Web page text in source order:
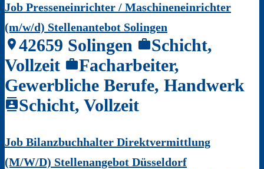
Job Presseneinrichter / Maschineneinrichter
(m/w/d) Stellenantebot Solingen
location_on 42659 Solingen workSchicht,
Vollzeit workFacharbeiter,
Gewerbliche Berufe, Handwerk
contactsSchicht, Vollzeit
Job Bilanzbuchhalter Direktvermittlung
(M/W/D) Stellenangebot Düsseldorf